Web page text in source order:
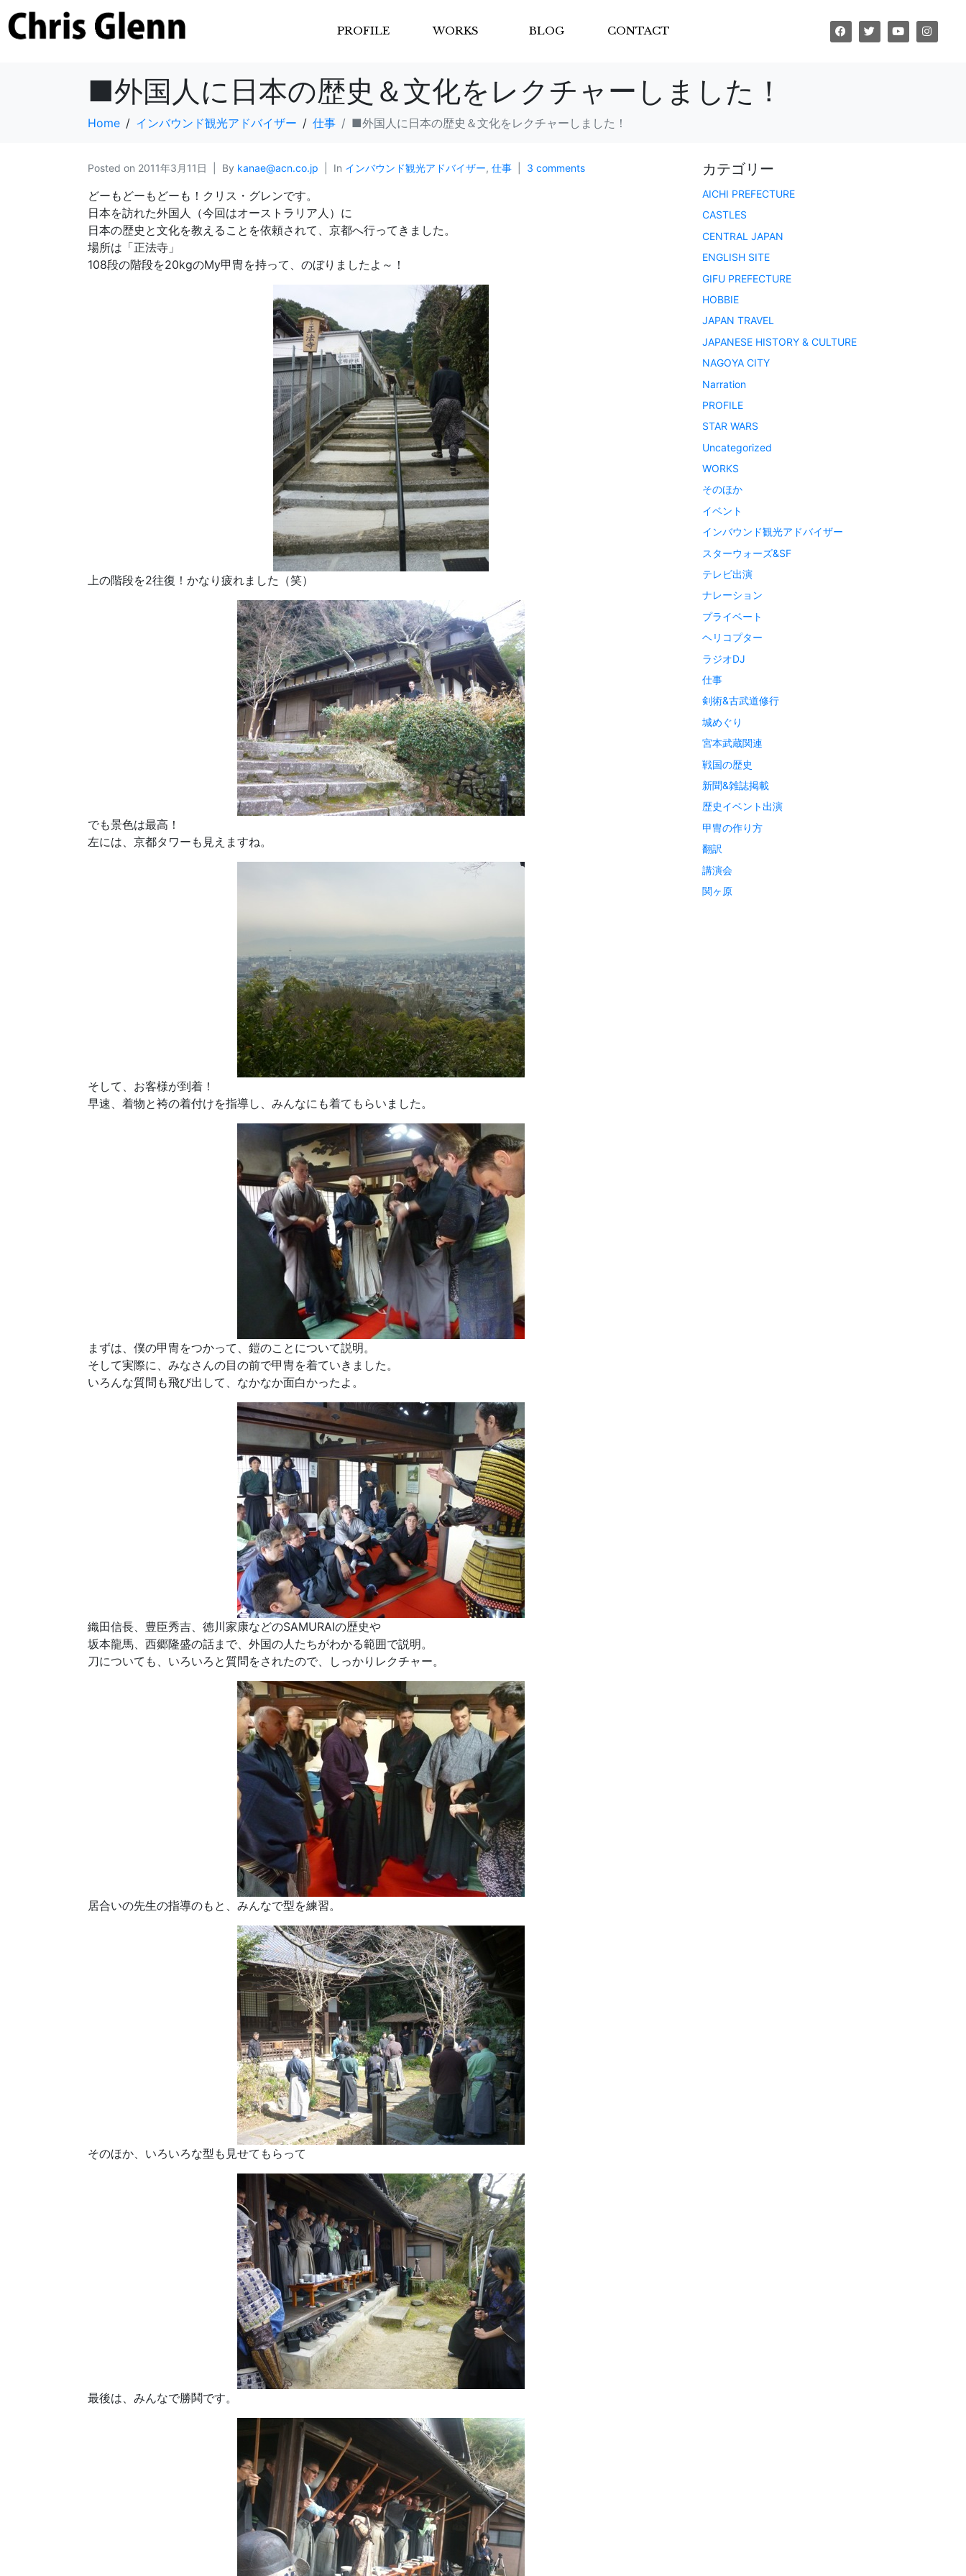
PROFILE WORKS BLOG CONTACT
■外国人に日本の歴史＆文化をレクチャーしました！
Home インバウンド観光アドバイザー 仕事 ■外国人に日本の歴史＆文化をレクチャーしました！
Posted on 2011年3月11日 By kanae@acn.co.jp In インバウンド観光アドバイザー, 仕事 3 comments
どーもどーもどーも！クリス・グレンです。
日本を訪れた外国人（今回はオーストラリア人）に
日本の歴史と文化を教えることを依頼されて、京都へ行ってきました。
場所は「正法寺」
108段の階段を20kgのMy甲冑を持って、のぼりましたよ～！
上の階段を2往復！かなり疲れました（笑）
でも景色は最高！
左には、京都タワーも見えますね。
そして、お客様が到着！
早速、着物と袴の着付けを指導し、みんなにも着てもらいました。
まずは、僕の甲冑をつかって、鎧のことについて説明。
そして実際に、みなさんの目の前で甲冑を着ていきました。
いろんな質問も飛び出して、なかなか面白かったよ。
織田信長、豊臣秀吉、徳川家康などのSAMURAIの歴史や
坂本龍馬、西郷隆盛の話まで、外国の人たちがわかる範囲で説明。
刀についても、いろいろと質問をされたので、しっかりレクチャー。
居合いの先生の指導のもと、みんなで型を練習。
そのほか、いろいろな型も見せてもらって
最後は、みんなで勝鬨です。
カテゴリー
AICHI PREFECTURE
CASTLES
CENTRAL JAPAN
ENGLISH SITE
GIFU PREFECTURE
HOBBIE
JAPAN TRAVEL
JAPANESE HISTORY & CULTURE
NAGOYA CITY
Narration
PROFILE
STAR WARS
Uncategorized
WORKS
そのほか
イベント
インバウンド観光アドバイザー
スターウォーズ&SF
テレビ出演
ナレーション
プライベート
ヘリコプター
ラジオDJ
仕事
剣術&古武道修行
城めぐり
宮本武蔵関連
戦国の歴史
新聞&雑誌掲載
歴史イベント出演
甲冑の作り方
翻訳
講演会
関ヶ原